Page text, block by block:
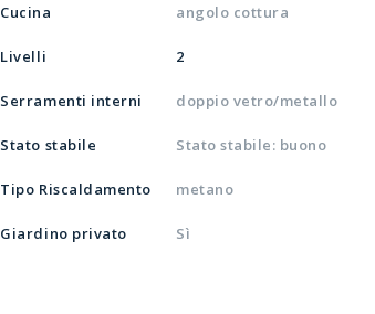
Cucina angolo cottura
Livelli 2
Serramenti interni doppio vetro/metallo
Stato stabile Stato stabile: buono
Tipo Riscaldamento metano
Giardino privato Sì